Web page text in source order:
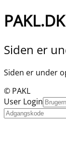
PAKL.DK
Siden er
Siden er under
© PAKL
User Login